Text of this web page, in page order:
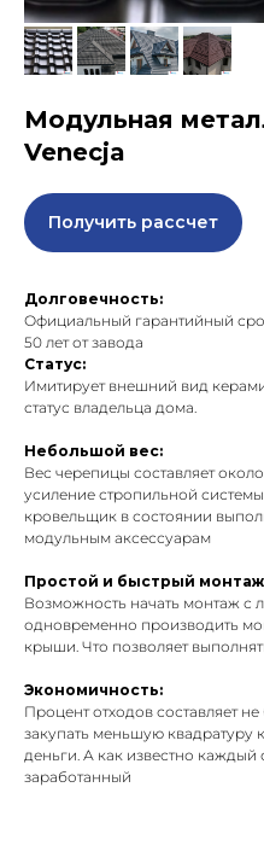
Модульная
Venecja
Получить рассчет
Долговечность:
Официальный гарантийный
50 лет от завода
Статус:
Имитирует внешний вид
статус владельца дома.
Небольшой вес:
Вес черепицы составляет около
усиление стропильной
кровельщик в состоянии
модульным аксессуарам
Простой и быстрый
Возможность начать монтаж с
одновременно производить
крыши. Что позволяет
Экономичность:
Процент отходов составляет не
закупать меньшую квадратуру
деньги. А как известно каждый
заработанный